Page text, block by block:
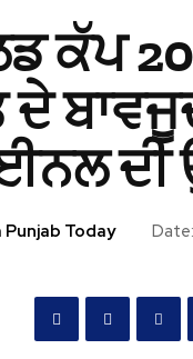
ਕੱਪ
ਦੇ
ਦੀ
Punjab Today Date: